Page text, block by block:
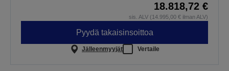
18.818,72 €
sis. ALV (14.995,00 € ilman ALV)
Pyydä takaisinsoittoa
Jälleenmyyjät Vertaile